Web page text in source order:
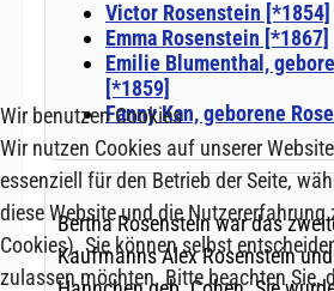
Wir benutzen Cookies
Wir nutzen Cookies auf unserer
essenziell für den Betrieb der Seite,
diese Website und die Nutzererfahrung
Cookies). Sie können selbst
zulassen möchten. Bitte beachten Sie,